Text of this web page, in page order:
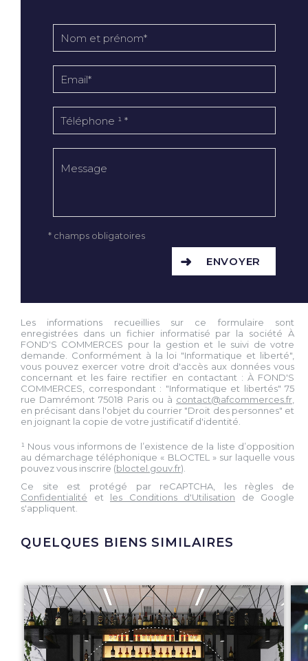
* champs obligatoires
ENVOYER
Les informations recueillies sur ce formulaire sont
enregistrées dans un fichier informatisé par la société À
FOND'S COMMERCES pour la gestion et le suivi de votre
demande. Conformément à la loi "Informatique et liberté",
vous pouvez exercer votre droit d'accès aux données vous
concernant et les faire rectifier en contactant : À FOND'S
COMMERCES, correspondant : "Informatique et libertés" 75
rue Damrémont 75018 Paris ou à contact@afcommerces.fr,
en précisant dans l'objet du courrier "Droit des personnes" et
en joignant la copie de votre justificatif d'identité.
¹ Nous vous informons de l’existence de la liste d’opposition
au démarchage téléphonique « BLOCTEL » sur laquelle vous
pouvez vous inscrire (bloctel.gouv.fr).
Ce site est protégé par reCAPTCHA, les règles de
Confidentialité et les Conditions d'Utilisation de Google
s'appliquent.
QUELQUES BIENS SIMILAIRES